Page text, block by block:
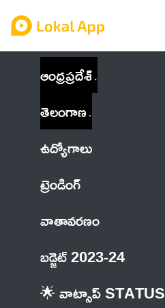
ఆంధ్రప్రదేశ్
తెలంగాణ
ఉద్యోగాలు
ట్రెండింగ్
వాతావరణం
బడ్జెట్ 2023-24
🌟 వాట్సాప్ STATUS